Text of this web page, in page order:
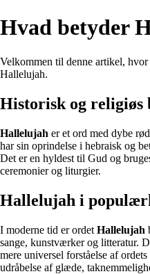
Hvad betyder
Velkommen til denne artikel,
Hallelujah.
Historisk og religiøs
Hallelujah er et ord med dybe
har sin oprindelse i hebraisk og
Det er en hyldest til Gud og
ceremonier og liturgier.
Hallelujah i
I moderne tid er ordet Hallelujah
sange, kunstværker og litteratur.
mere universel forståelse af
udråbelse af glæde,